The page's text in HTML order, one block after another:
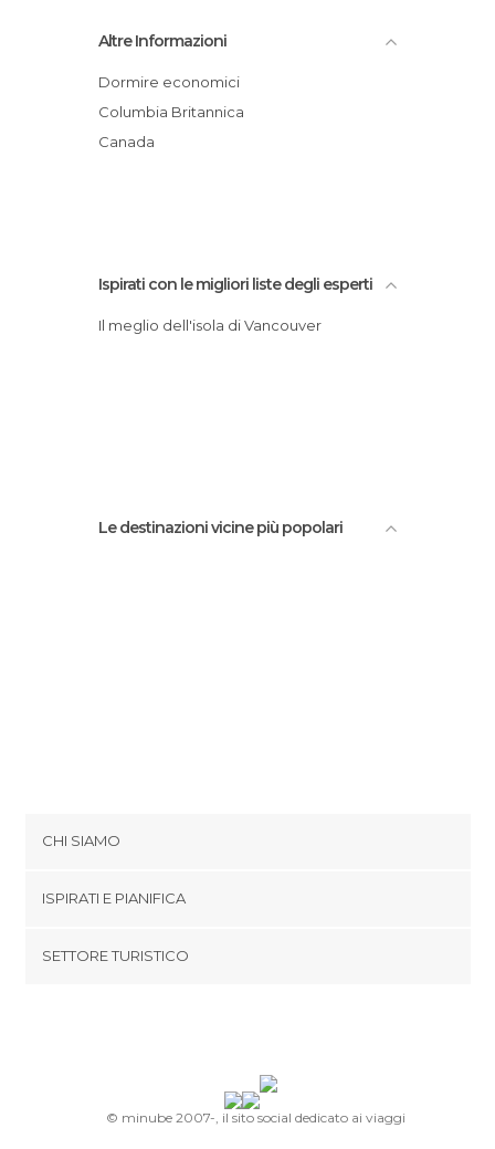
Acquario di Vancouver
Museo dell'antropologia
Gastown
Vancouver Marina
Altre Informazioni
Dormire economici
Columbia Britannica
Canada
Ispirati con le migliori liste degli esperti
Il meglio dell'isola di Vancouver
Le destinazioni vicine più popolari
CHI SIAMO
Termini e Condizioni
ISPIRATI E PIANIFICA
SETTORE TURISTICO
© minube 2007-, il sito social dedicato ai viaggi